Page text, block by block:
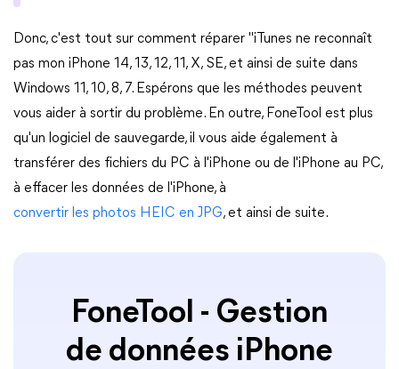
Donc, c'est tout sur comment réparer "iTunes ne reconnaît
pas mon iPhone 14, 13, 12, 11, X, SE, et ainsi de suite dans
Windows 11, 10, 8, 7. Espérons que les méthodes peuvent
vous aider à sortir du problème. En outre, FoneTool est plus
qu'un logiciel de sauvegarde, il vous aide également à
transférer des fichiers du PC à l'iPhone ou de l'iPhone au PC,
à effacer les données de l'iPhone, à
convertir les photos HEIC en JPG, et ainsi de suite.
FoneTool - Gestion
de données iPhone